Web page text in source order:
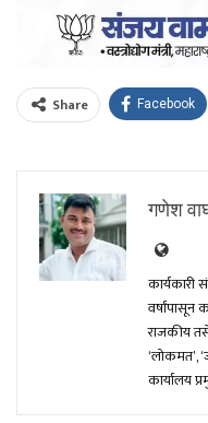
Share Facebook
गणेश
कार्यकारी
वर्षांपासून
राजकीय
‘लोकमत’,
कार्यालय